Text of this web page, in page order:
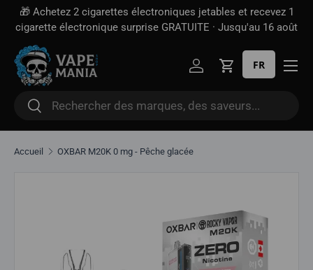
Aller directement au contenu
🎁 Achetez 2 cigarettes électroniques jetables et recevez 1
cigarette électronique surprise GRATUITE · Jusqu'au 16 août
Rechercher
Rechercher
Se connecter
Panier
FR
Accueil OXBAR M20K 0 mg - Pêche glacée